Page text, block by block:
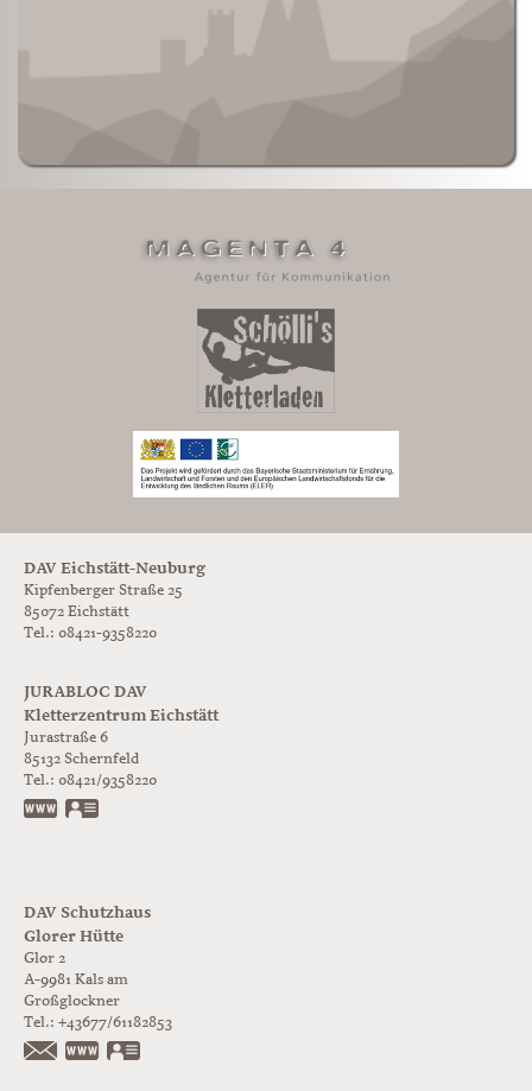
DAV Eichstätt-Neuburg
Kipfenberger Straße 25
85072 Eichstätt
Tel.: 08421-9358220
JURABLOC DAV
Kletterzentrum Eichstätt
Jurastraße 6
85132 Schernfeld
Tel.: 08421/9358220
www.jurabloc.de
DAV Schutzhaus
Glorer Hütte
Glor 2
A-9981 Kals am
Großglockner
Tel.: +43677/61182853
https://www.glorer-huette.at/